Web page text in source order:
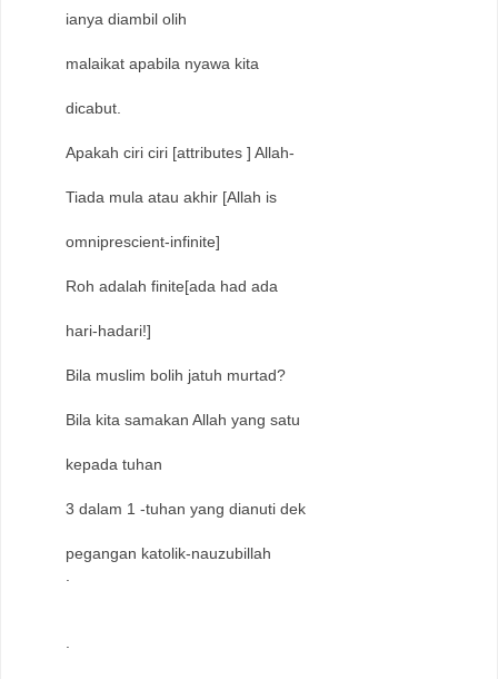
ianya diambil olih
malaikat apabila nyawa kita
dicabut.
Apakah ciri ciri [attributes ] Allah-
Tiada mula atau akhir [Allah is
omniprescient-infinite]
Roh adalah finite[ada had ada
hari-hadari!]
Bila muslim bolih jatuh murtad?
Bila kita samakan Allah yang satu
kepada tuhan
3 dalam 1 -tuhan yang dianuti dek
pegangan katolik-nauzubillah